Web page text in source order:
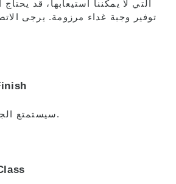
نموذج
العملية من
الحضور
التي لا يمكننا استيعابها، قد يحتاج
توفير وجبة غداء مرزومة. يرجى
سيستمتع الجميع بوجبتهم معاً.